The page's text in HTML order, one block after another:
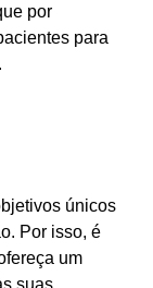
por
para
únicos
Por isso, é
um